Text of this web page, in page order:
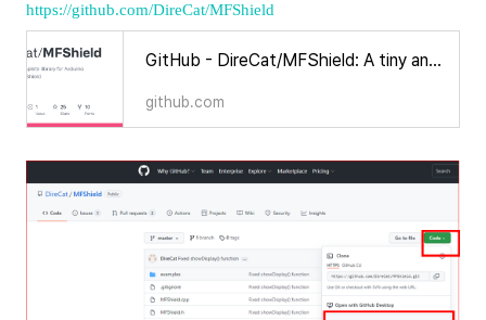
https://github.com/DireCat/MFShield
GitHub - DireCat/MFShield: A tiny and complete library for Arduino Multifunction Shield
github.com